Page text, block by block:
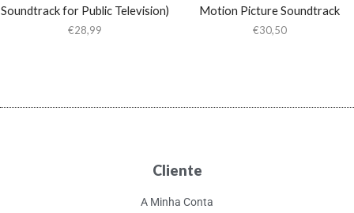
Soundtrack for Public Television)
€28,99
Motion Picture Soundtrack
€30,50
Cliente
A Minha Conta